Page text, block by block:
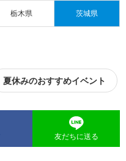
栃木県 茨城県
夏休みのおすすめイベント
友だちに送る